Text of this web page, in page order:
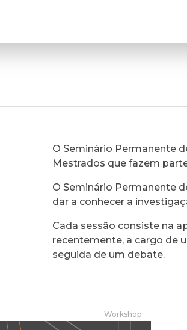
O Seminário Permanente
Mestrados que fazem
O Seminário Permanente
dar a conhecer a
Cada sessão consiste na
recentemente, a cargo de
seguida de um debate.
Workshop